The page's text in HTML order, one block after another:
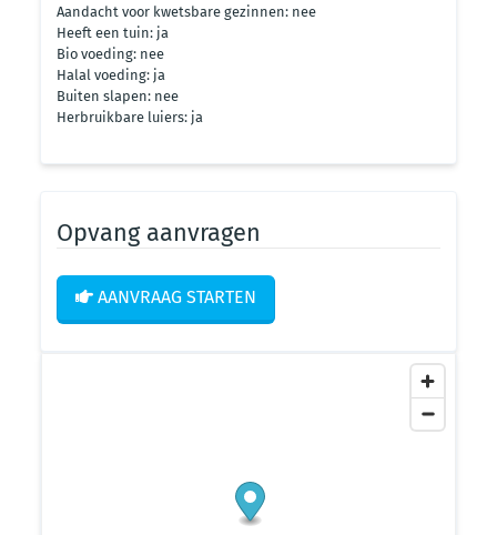
Aandacht voor kwetsbare gezinnen: nee
Heeft een tuin: ja
Bio voeding: nee
Halal voeding: ja
Buiten slapen: nee
Herbruikbare luiers: ja
Opvang aanvragen
AANVRAAG STARTEN